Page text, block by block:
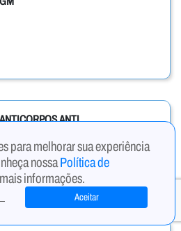
ANTI
para melhorar sua experiência
nossaPolítica de
informações.
Aceitar